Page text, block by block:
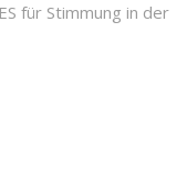
für Stimmung in der